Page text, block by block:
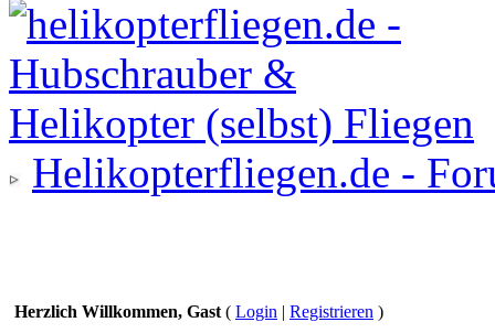
Helikopterfliegen.de -
Herzlich Willkommen, Gast ( Login | Registrieren )